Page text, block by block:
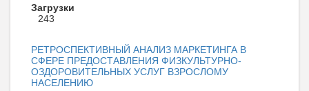
Загрузки
243
РЕТРОСПЕКТИВНЫЙ АНАЛИЗ МАРКЕТИНГА В
СФЕРЕ ПРЕДОСТАВЛЕНИЯ ФИЗКУЛЬТУРНО-
ОЗДОРОВИТЕЛЬНЫХ УСЛУГ ВЗРОСЛОМУ
НАСЕЛЕНИЮ